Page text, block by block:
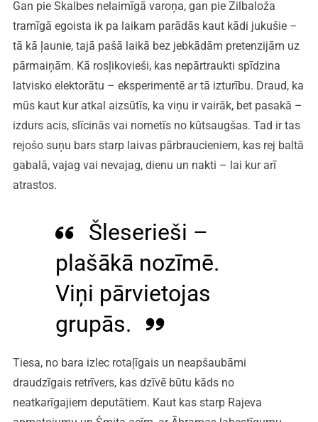
Gan pie Skalbes nelaimīgā varoņa, gan pie Zilbaloža
tramīgā egoista ik pa laikam parādās kaut kādi jukušie –
tā kā ļaunie, tajā pašā laikā bez jebkādām pretenzijām uz
pārmaiņām. Kā rosļikovieši, kas nepārtraukti spīdzina
latvisko elektorātu – eksperimentē ar tā izturību. Draud, ka
mūs kaut kur atkal aizsūtīs, ka viņu ir vairāk, bet pasakā –
izdurs acis, slīcinās vai nometīs no kūtsaugšas. Tad ir tas
rejošo suņu bars starp laivas pārbraucieniem, kas rej baltā
gabalā, vajag vai nevajag, dienu un nakti – lai kur arī
atrastos.
Šleserieši –
plašākā nozīmē.
Viņi pārvietojas
grupās.
Tiesa, no bara izlec rotaļīgais un neapšaubāmi
draudzīgais retrīvers, kas dzīvē būtu kāds no
neatkarīgajiem deputātiem. Kaut kas starp Rajeva